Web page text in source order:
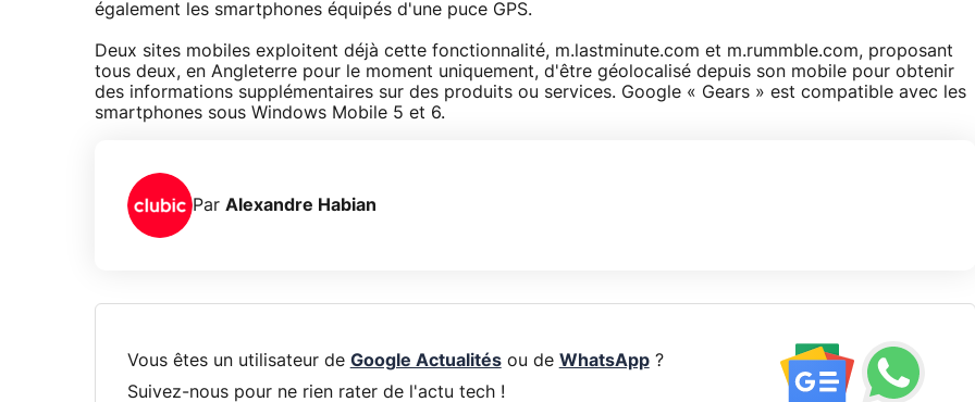
également les smartphones équipés d'une puce GPS.
Deux sites mobiles exploitent déjà cette fonctionnalité, m.lastminute.com et m.rummble.com, proposant
tous deux, en Angleterre pour le moment uniquement, d'être géolocalisé depuis son mobile pour obtenir
des informations supplémentaires sur des produits ou services. Google « Gears » est compatible avec les
smartphones sous Windows Mobile 5 et 6.
Par Alexandre Habian
Vous êtes un utilisateur de Google Actualitésou de WhatsApp?
Suivez-nous pour ne rien rater de l'actu tech !